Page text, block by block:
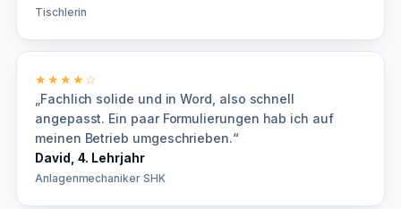
Tischlerin
★★★★☆
„Fachlich solide und in Word, also schnell
angepasst. Ein paar Formulierungen hab ich auf
meinen Betrieb umgeschrieben.“
David, 4. Lehrjahr
Anlagenmechaniker SHK